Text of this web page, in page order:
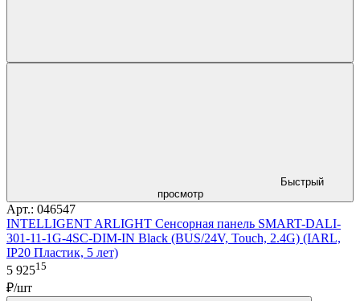
Быстрый
просмотр
Арт.: 046547
INTELLIGENT ARLIGHT Сенсорная панель SMART-DALI-
301-11-1G-4SC-DIM-IN Black (BUS/24V, Touch, 2.4G) (IARL,
IP20 Пластик, 5 лет)
5 92515
₽/шт